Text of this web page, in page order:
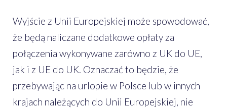
Wyjście z Unii Europejskiej może spowodować,
że będą naliczane dodatkowe opłaty za
połączenia wykonywane zarówno z UK do UE,
jak i z UE do UK. Oznaczać to będzie, że
przebywając na urlopie w Polsce lub w innych
krajach należących do Unii Europejskiej, nie